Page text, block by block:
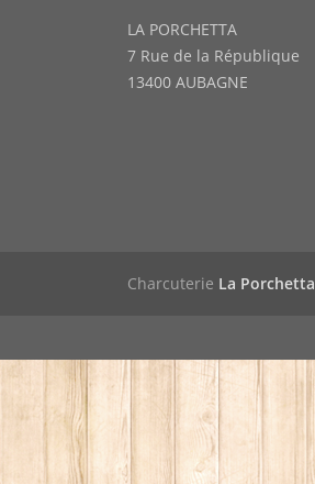
LA PORCHETTA
7 Rue de la République
13400 AUBAGNE
Charcuterie La Porchetta